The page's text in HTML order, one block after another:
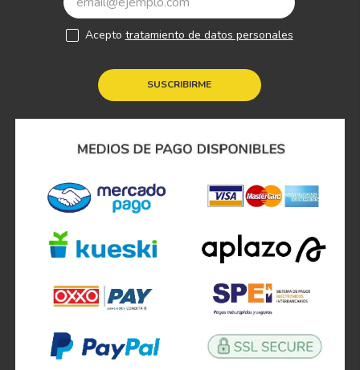
SUSCRIBIRME
Acepto tratamiento de datos personales